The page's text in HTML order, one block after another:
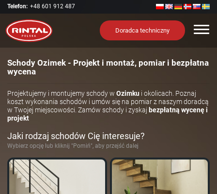
Telefon: +48 601 912 487
Doradca techniczny
Schody Ozimek - Projekt i montaż, pomiar i bezpłatna
wycena
Projektujemy i montujemy schody w Ozimku i okolicach. Poznaj
koszt wykonania schodów i umów się na pomiar z naszym doradcą
w Twojej miejscowości. Zamów schody i zyskaj bezpłatną wycenę i
projekt
Jaki rodzaj schodów Cię interesuje?
Wybierz opcję lub kliknij "Pomiń", aby przejść dalej